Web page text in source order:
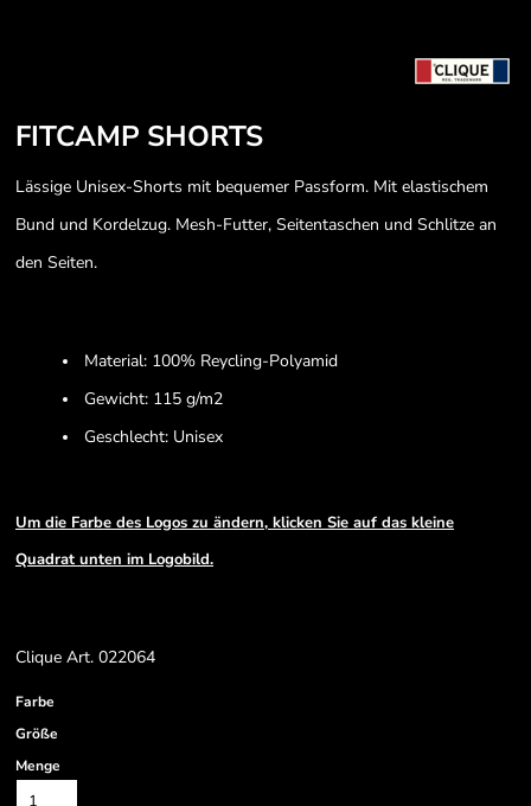
FITCAMP SHORTS
Lässige Unisex-Shorts mit bequemer Passform. Mit elastischem
Bund und Kordelzug. Mesh-Futter, Seitentaschen und Schlitze an
den Seiten.
Material: 100% Reycling-Polyamid
Gewicht: 115 g/m2
Geschlecht: Unisex
Um die Farbe des Logos zu ändern, klicken Sie auf das kleine
Quadrat unten im Logobild.
Clique Art. 022064
Farbe
Größe
Menge